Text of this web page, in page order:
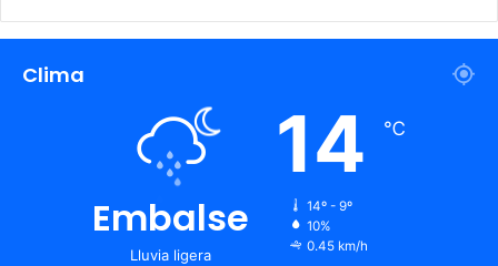
Clima
Embalse
Lluvia ligera
14 ℃
14º - 9º
10%
0.45 km/h